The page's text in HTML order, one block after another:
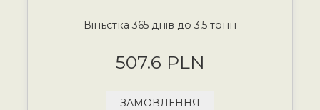
Віньєтка 365 днів до 3,5 тонн
507.6 PLN
ЗАМОВЛЕННЯ